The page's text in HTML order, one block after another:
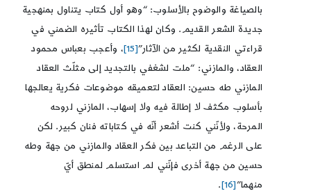
بالصياغة والوضوح بالأسلوب: “وهو أول كتاب يتناول بمنهجية
جديدة الشعر القديم. وكان لهذا الكتاب تأثيره الضمني في
قراءتي النقدية لكثير من الآثار”[15]
، وأعجب بعباس محمود
العقاد، والمازني: “ملت لشغفي بالتجديد إلى مثلّث العقاد
المازني طه حسين: العقاد لتعميقه موضوعات فكرية يعالجها
بأسلوب مكثف لا إطالة فيه ولا إسهاب، المازني لروحه
المرحة، ولأنّني كنت أشعر أنّه في كتاباته فنان كبير. لكن
على الرغم من التباعد بين فكر العقاد والمازني من جهة وطه
حسين من جهة أخرى فإنّني لم استسلم لمنطق أيّ
منهما”[16]
.